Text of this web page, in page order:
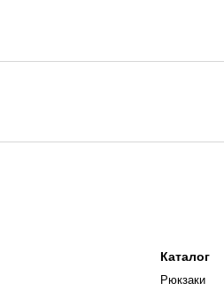
Каталог
Рюкзаки